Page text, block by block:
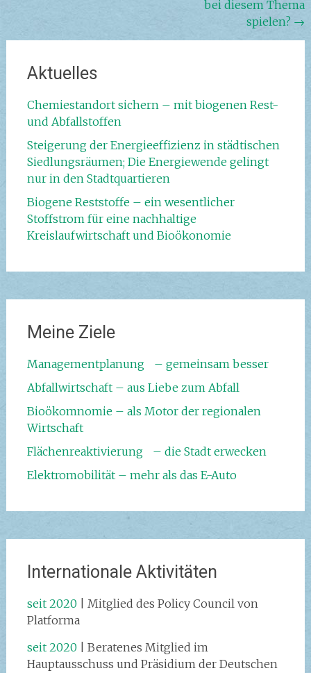
bei diesem Thema
spielen? →
Aktuelles
Chemiestandort sichern – mit biogenen Rest-
und Abfallstoffen
Steigerung der Energieeffizienz in städtischen
Siedlungsräumen; Die Energiewende gelingt
nur in den Stadtquartieren
Biogene Reststoffe – ein wesentlicher
Stoffstrom für eine nachhaltige
Kreislaufwirtschaft und Bioökonomie
Meine Ziele
Managementplanung – gemeinsam besser
Abfallwirtschaft – aus Liebe zum Abfall
Bioökomnomie – als Motor der regionalen
Wirtschaft
Flächenreaktivierung – die Stadt erwecken
Elektromobilität – mehr als das E-Auto
Internationale Aktivitäten
seit 2020 | Mitglied des Policy Council von
Platforma
seit 2020 | Beratenes Mitglied im
Hauptausschuss und Präsidium der Deutschen